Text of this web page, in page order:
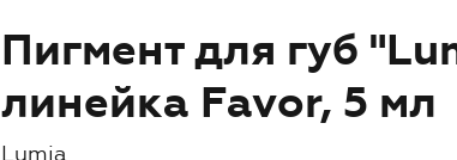
О нас
Пигмент для губ
линейка Favor, 5 мл
Lumia